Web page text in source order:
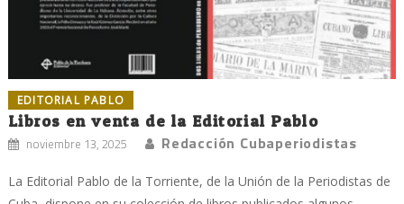
EDITORIAL PABLO
Libros en venta de la Editorial Pablo
noviembre 13, 2025 Redacción Cubaperiodistas
La Editorial Pablo de la Torriente, de la Unión de la Periodistas de